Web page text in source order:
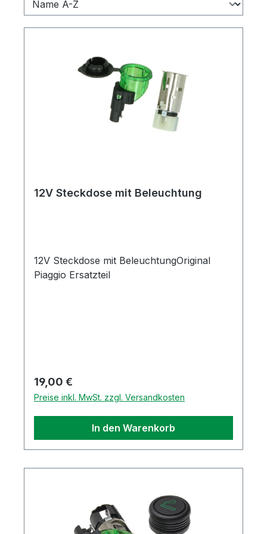
12V Steckdose mit Beleuchtung
12V Steckdose mit BeleuchtungOriginal
Piaggio Ersatzteil
Regulärer Preis:
19,00 €
Preise inkl. MwSt. zzgl. Versandkosten
In den Warenkorb